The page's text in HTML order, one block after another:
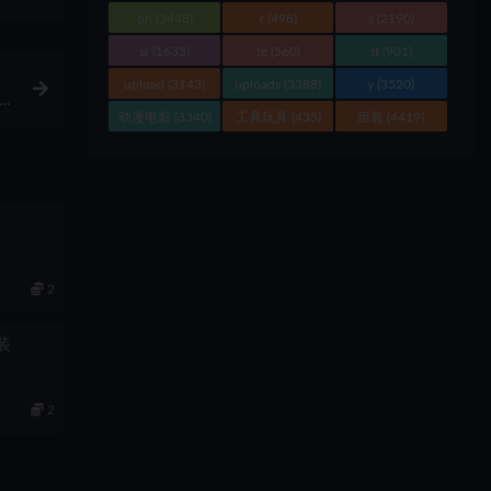
2
2
r(498)
tt (901)
upload (3143) uploads (3388) y (3520)
动漫电影 (3340) 工具玩具 (435) 组装 (4419)